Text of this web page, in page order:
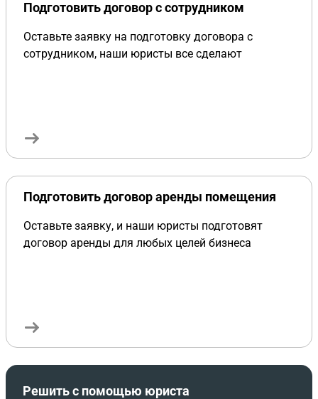
Подготовить договор с сотрудником
Оставьте заявку на подготовку договора с
сотрудником, наши юристы все сделают
Подготовить договор аренды помещения
Оставьте заявку, и наши юристы подготовят
договор аренды для любых целей бизнеса
Решить с помощью юриста